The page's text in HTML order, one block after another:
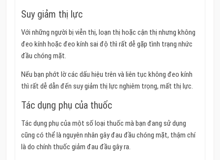
Suy giảm thị lực
Với những người bị viễn thị, loạn thị hoặc cận thị nhưng không
đeo kính hoặc đeo kính sai độ thì rất dễ gặp tình trạng nhức
đầu chóng mặt.
Nếu bạn phớt lờ các dấu hiệu trên và liên tục không đeo kính
thì rất dễ dẫn đến suy giảm thị lực nghiêm trọng, mất thị lực.
Tác dụng phụ của thuốc
Tác dụng phụ của một số loại thuốc mà bạn đang sử dụng
cũng có thể là nguyên nhân gây đau đầu chóng mặt, thậm chí
là do chính thuốc giảm đau đầu gây ra.